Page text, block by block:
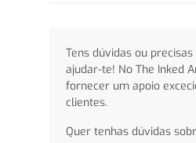
Tens dúvidas ou
ajudar-te! No The Inked
fornecer um apoio
clientes.
Quer tenhas dúvidas